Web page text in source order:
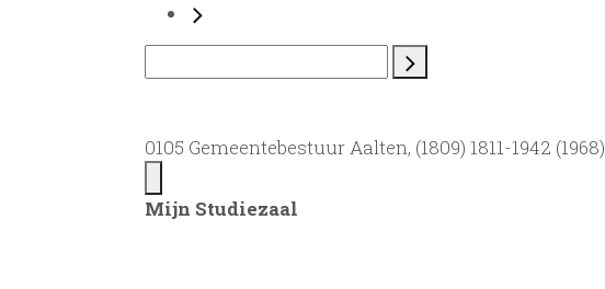
0105 Gemeentebestuur Aalten, (1809) 1811-1942 (1968)
Mijn Studiezaal